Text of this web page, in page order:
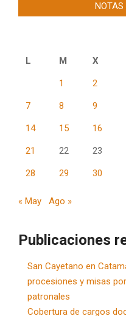
NOTAS
L
M X
1 2
7 8 9
14 15 16
21 22 23
28 29 30
« May Ago »
Publicaciones
San Cayetano en
procesiones y misas
patronales
Cobertura de cargos